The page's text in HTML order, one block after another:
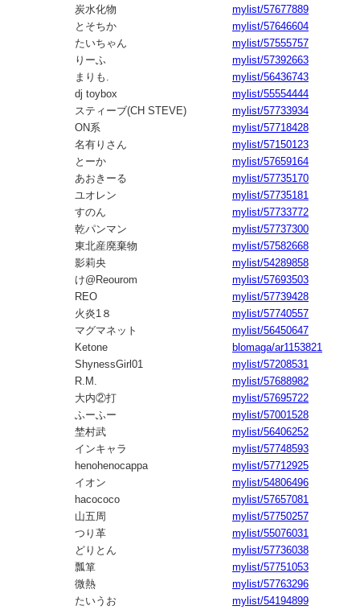
炭水化物
mylist/57677889
とそちか
mylist/57646604
たいちゃん
mylist/57555757
りーふ
mylist/57392663
まりも.
mylist/56436743
dj toybox
mylist/55554444
スティーブ(CH STEVE)
mylist/57733934
ON系
mylist/57718428
名有りさん
mylist/57150123
とーか
mylist/57659164
あおきーる
mylist/57735170
ユオレン
mylist/57735181
すのん
mylist/57733772
乾パンマン
mylist/57737300
東北産廃棄物
mylist/57582668
影莉央
mylist/54289858
け@Reourom
mylist/57693503
REO
mylist/57739428
火炎1８
mylist/57740557
マグマネット
mylist/56450647
Ketone
blomaga/ar1153821
ShynessGirl01
mylist/57208531
R.M.
mylist/57688982
大内②打
mylist/57695722
ふーふー
mylist/57001528
埜村武
mylist/56406252
インキャラ
mylist/57748593
henohenocappa
mylist/57712925
イオン
mylist/54806496
hacococo
mylist/57657081
山五周
mylist/57750257
つり革
mylist/55076031
どりとん
mylist/57736038
瓢箪
mylist/57751053
微熱
mylist/57763296
たいうお
mylist/54194899